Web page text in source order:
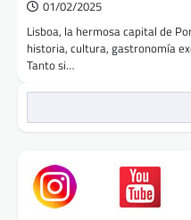
01/02/2025
Lisboa, la hermosa capital de
historia, cultura, gastronomía
Tanto si…